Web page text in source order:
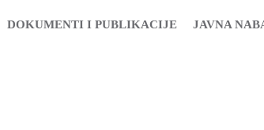
DOKUMENTI I PUBLIKACIJE JAVNA